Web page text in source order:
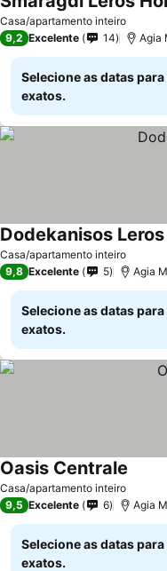
Casa/apartamento inteiro
9,2 Excelente 14 Agia
Selecione as datas
exatos.
Casa/apartamento inteiro
Dodekanisos Leros
9,8 Excelente 5 Agia
Selecione as datas
exatos.
Casa/apartamento inteiro
Oasis Centrale
9,5 Excelente 6 Agia
Selecione as datas
exatos.